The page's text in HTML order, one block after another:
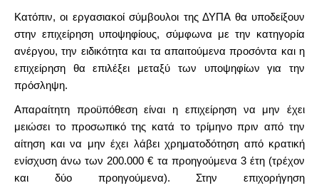
Κατόπιν, οι εργασιακοί σύμβουλοι της ΔΥΠΑ θα υποδείξουν
στην επιχείρηση υποψηφίους, σύμφωνα με την κατηγορία
ανέργου, την ειδικότητα και τα απαιτούμενα προσόντα και η
επιχείρηση θα επιλέξει μεταξύ των υποψηφίων για την
πρόσληψη.
Απαραίτητη προϋπόθεση είναι η επιχείρηση να μην έχει
μειώσει το προσωπικό της κατά το τρίμηνο πριν από την
αίτηση και να μην έχει λάβει χρηματοδότηση από κρατική
ενίσχυση άνω των 200.000 € τα προηγούμενα 3 έτη (τρέχον
και δύο προηγούμενα). Στην επιχορήγηση